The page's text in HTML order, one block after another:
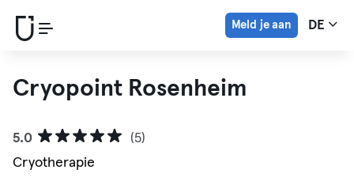
Meld je aan DE
Cryopoint Rosenheim
5.0
(5)
Cryotherapie